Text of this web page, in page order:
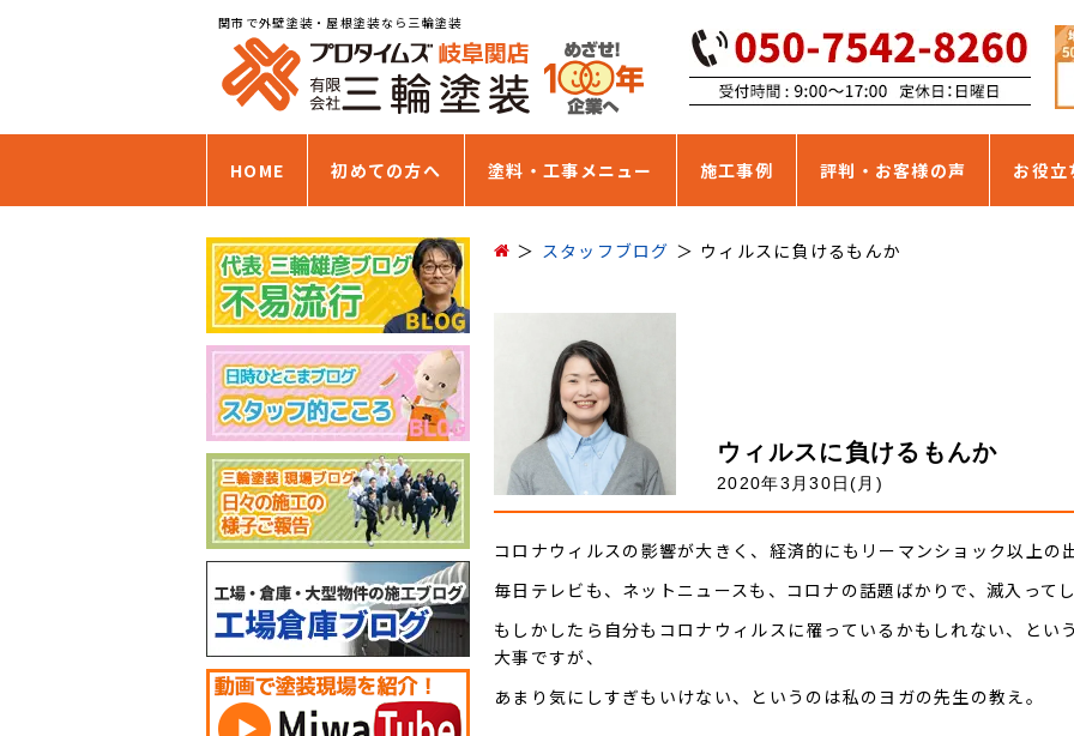
関市で外壁塗装・屋根塗装なら三輪塗装
HOME 初めての方へ 塗料・工事メニュー 施工事例 評判・お客様の声 お役立
スタッフブログ ウィルスに負けるもんか
ウィルスに負けるもんか
2020年3月30日(月)
コロナウィルスの影響が大きく、経済的にもリーマンショック以上の
毎日テレビも、ネットニュースも、コロナの話題ばかりで、滅入って
もしかしたら自分もコロナウィルスに罹っているかもしれない、とい
大事ですが、
あまり気にしすぎもいけない、というのは私のヨガの先生の教え。